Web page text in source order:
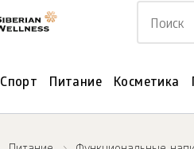
Спорт Питание Косметика